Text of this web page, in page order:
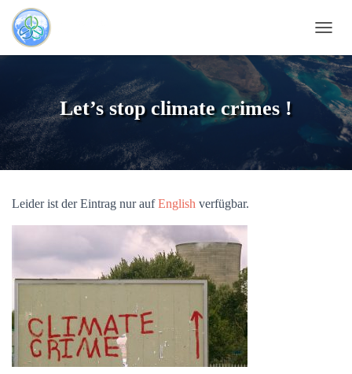
A
V
I
Let’s stop climate crimes !
Leider ist der Eintrag nur aufEnglish verfügbar.